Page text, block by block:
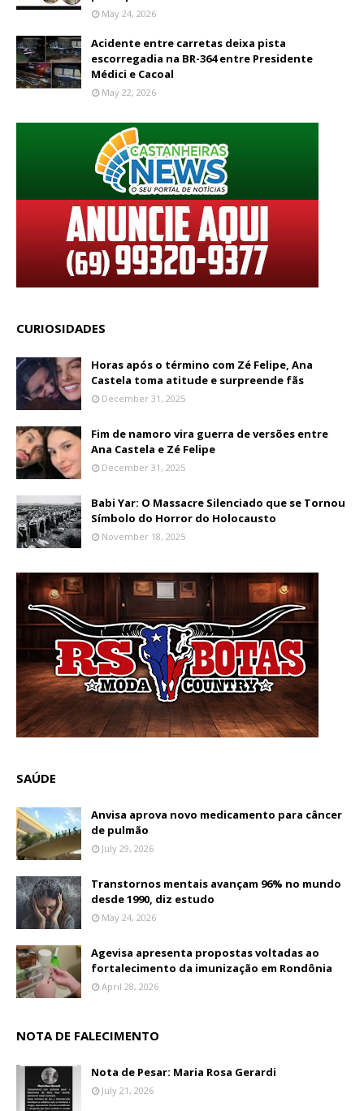
May 24, 2026
Acidente entre carretas deixa pista
escorregadia na BR-364 entre Presidente
Médici e Cacoal
May 22, 2026
CURIOSIDADES
Horas após o término com Zé Felipe, Ana
Castela toma atitude e surpreende fãs
December 31, 2025
Fim de namoro vira guerra de versões entre
Ana Castela e Zé Felipe
December 31, 2025
Babi Yar: O Massacre Silenciado que se Tornou
Símbolo do Horror do Holocausto
November 18, 2025
SAÚDE
Anvisa aprova novo medicamento para câncer
de pulmão
July 29, 2026
Transtornos mentais avançam 96% no mundo
desde 1990, diz estudo
May 24, 2026
Agevisa apresenta propostas voltadas ao
fortalecimento da imunização em Rondônia
April 28, 2026
NOTA DE FALECIMENTO
Nota de Pesar: Maria Rosa Gerardi
July 21, 2026